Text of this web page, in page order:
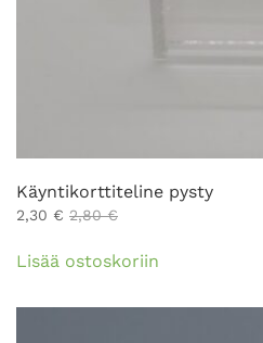
Käyntikorttiteline pysty
2,30 € 2,80€
Lisää ostoskoriin